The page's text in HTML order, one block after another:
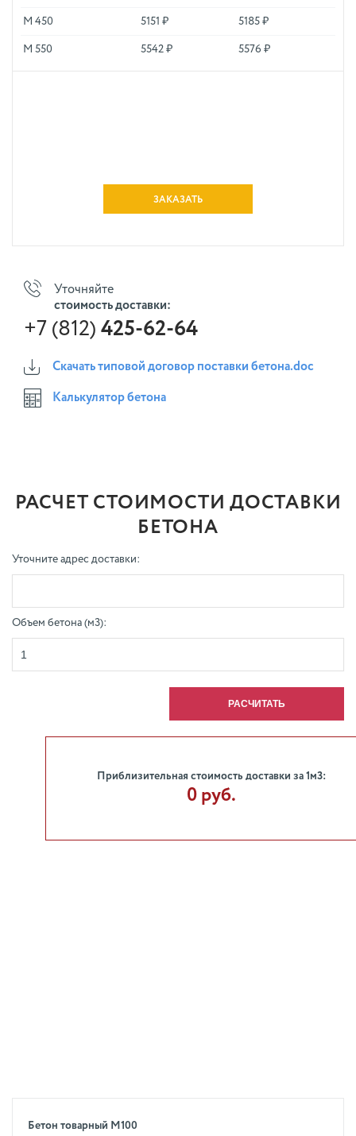
М 450 5151 ₽ 5185 ₽
М 550 5542 ₽ 5576 ₽
ЗАКАЗАТЬ
Уточняйте
стоимость доставки:
+7 (812) 425-62-64
Скачать типовой договор поставки бетона.doc
Калькулятор бетона
РАСЧЕТ СТОИМОСТИ ДОСТАВКИ
БЕТОНА
Уточните адрес доставки:
Объем бетона (м3):
Приблизительная стоимость доставки за 1м3:
0 руб.
Бетон товарный М100